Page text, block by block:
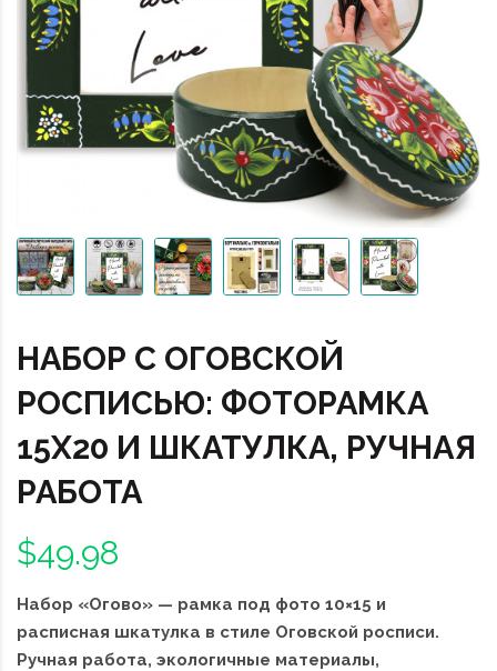
НАБОР С ОГОВСКОЙ
РОСПИСЬЮ: ФОТОРАМКА
15Х20 И ШКАТУЛКА, РУЧНАЯ
РАБОТА
$49.98
Набор «Огово» — рамка под фото 10×15 и
расписная шкатулка в стиле Оговской росписи.
Ручная работа, экологичные материалы,